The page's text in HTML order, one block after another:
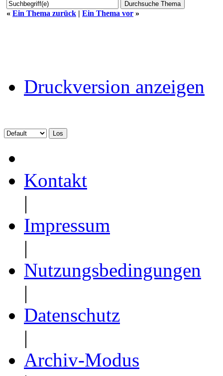
« Ein Thema zurück | Ein Thema vor »
Druckversion anzeigen
Kontakt
|
Impressum
|
Nutzungsbedingungen
|
Datenschutz
|
Archiv-Modus